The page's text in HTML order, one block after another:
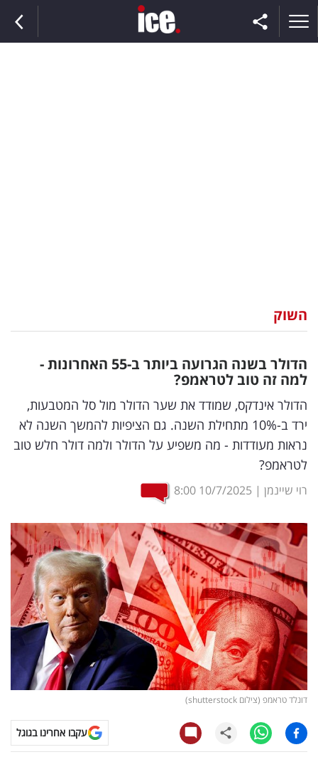
וצרכנות
דיגיטל
וטק
שיווק
ופרסום
משפט
מדדים
ומחקרים
דעות
רכילות
עסקית
קריפטו
ויראלי
טלוויזיה
השוק
הדולר בשנה הגרועה ביותר ב-55 האחרונות -
למה זה טוב לטראמפ?
הדולר אינדקס, שמודד את שער הדולר מול סל המטבעות,
ירד ב-10% מתחילת השנה. גם הציפיות להמשך השנה לא
נראות מעודדות - מה משפיע על הדולר ולמה דולר חלש טוב
לטראמפ?
רוי שיינמן |
10/7/2025
8:00
דונלד טראמפ (צילום shutterstock)
עקבו אחרינו בגוגל